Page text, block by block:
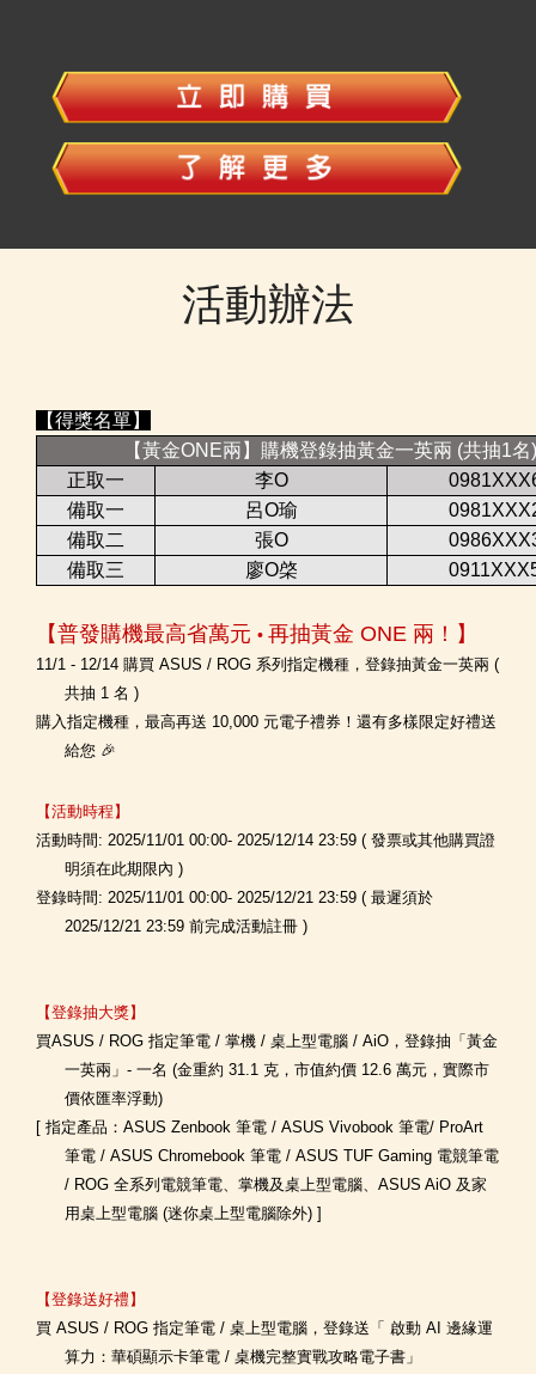
活動辦法
【得獎名單】
【黃金ONE兩】購機登錄抽黃金一英兩 (共抽1名)
正取一
李O
備取一
呂O瑜
備取二
張O
備取三
廖O棨
【普發購機最高省萬元 • 再抽黃金 ONE 兩！】
11/1 - 12/14 購買 ASUS / ROG 系列指定機種，登錄抽黃金一英兩 (
共抽 1 名 )
購入指定機種，最高再送 10,000 元電子禮券！還有多樣限定好禮送
給您 🎉
【活動時程】
活動時間: 2025/11/01 00:00- 2025/12/14 23:59 ( 發票或其他購買證
明須在此期限內 )
登錄時間: 2025/11/01 00:00- 2025/12/21 23:59 ( 最遲須於
2025/12/21 23:59 前完成活動註冊 )
【登錄抽大獎】
買ASUS / ROG 指定筆電 / 掌機 / 桌上型電腦 / AiO，登錄抽「黃金
一英兩」- 一名 (金重約 31.1 克，市值約價 12.6 萬元，實際市
價依匯率浮動)
[ 指定產品：ASUS Zenbook 筆電 / ASUS Vivobook 筆電/ ProArt
筆電 / ASUS Chromebook 筆電 / ASUS TUF Gaming 電競筆電
/ ROG 全系列電競筆電、掌機及桌上型電腦、ASUS AiO 及家
用桌上型電腦 (迷你桌上型電腦除外) ]
【登錄送好禮】
買 ASUS / ROG 指定筆電 / 桌上型電腦，登錄送 「 啟動 AI 邊緣運
算力：華碩顯示卡筆電 / 桌機完整實戰攻略電子書」